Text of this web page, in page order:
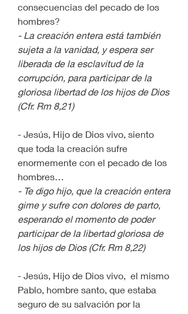
consecuencias del pecado de los
hombres?
- La creación entera está también
sujeta a la vanidad, y espera ser
liberada de la esclavitud de la
corrupción, para participar de la
gloriosa libertad de los hijos de Dios
(Cfr. Rm 8,21)
- Jesús, Hijo de Dios vivo, siento
que toda la creación sufre
enormemente con el pecado de los
hombres…
- Te digo hijo, que la creación entera
gime y sufre con dolores de parto,
esperando el momento de poder
participar de la libertad gloriosa de
los hijos de Dios (Cfr. Rm 8,22)
- Jesús, Hijo de Dios vivo,  el mismo
Pablo, hombre santo, que estaba
seguro de su salvación por la